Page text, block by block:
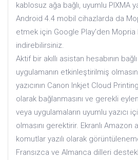
kablosuz ağa bağlı, uyumlu PIXMA
Android 4.4 mobil cihazlarda da
etmek için Google Play'den Mopria
indirebilirsiniz.
Aktif bir akıllı asistan hesabının
uygulamanın etkinleştirilmiş
yazıcının Canon Inkjet Cloud
olarak bağlanmasını ve gerekli
veya uygulamaların uyumlu yazıcı
olmasını gerektirir. Ekranlı Amazon
komutlar yazılı olarak
Fransızca ve Almanca dilleri